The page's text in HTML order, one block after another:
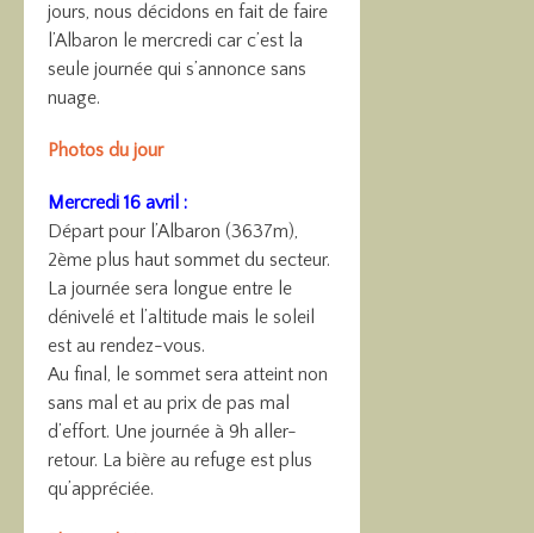
jours, nous décidons en fait de faire
l’Albaron le mercredi car c’est la
seule journée qui s’annonce sans
nuage.
Photos du jour
Mercredi 16 avril :
Départ pour l’Albaron (3637m),
2ème plus haut sommet du secteur.
La journée sera longue entre le
dénivelé et l’altitude mais le soleil
est au rendez-vous.
Au final, le sommet sera atteint non
sans mal et au prix de pas mal
d’effort. Une journée à 9h aller-
retour. La bière au refuge est plus
qu’appréciée.